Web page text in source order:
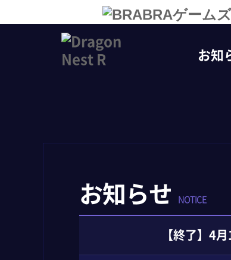
お知
お知らせ NOTICE
【終了】4